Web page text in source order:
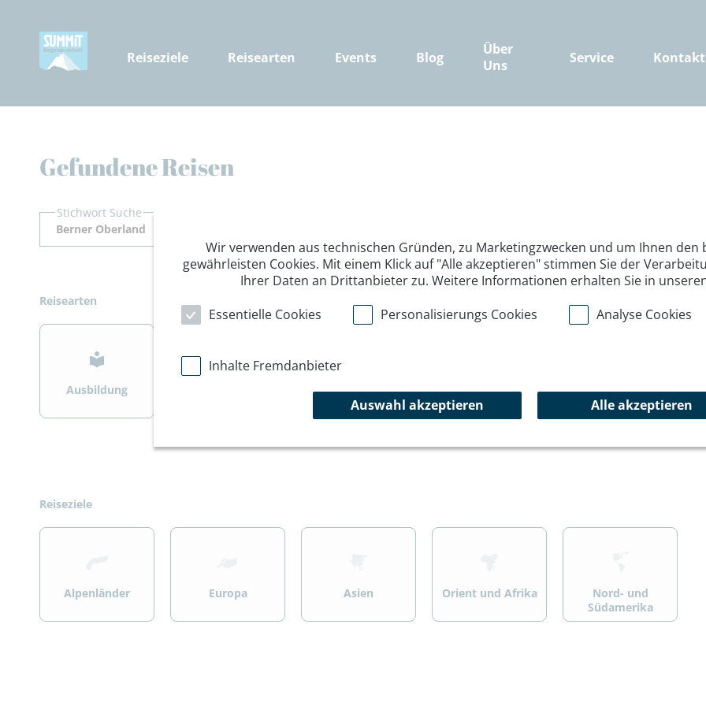
Reiseziele Reisearten Events Blog
Über
Uns
Service Kontakt
Gefundene Reisen
Stichwort Suche
Reisearten
>
Ausbildung Wintersport Wandern/Trekking Summit Specials
Reiseziele
>
Alpenländer
>
Europa
>
Asien
>
Orient und Afrika
>
Nord- und
Südamerika
Wir verwenden aus technischen Gründen, zu Marketingzwecken und um Ihnen den
gewährleisten Cookies. Mit einem Klick auf "Alle akzeptieren" stimmen Sie der
Ihrer Daten an Drittanbieter zu. Weitere Informationen erhalten Sie in
Essentielle Cookies
Personalisierungs Cookies Analyse Cookies
Inhalte Fremdanbieter
Auswahl akzeptieren Alle akzeptieren